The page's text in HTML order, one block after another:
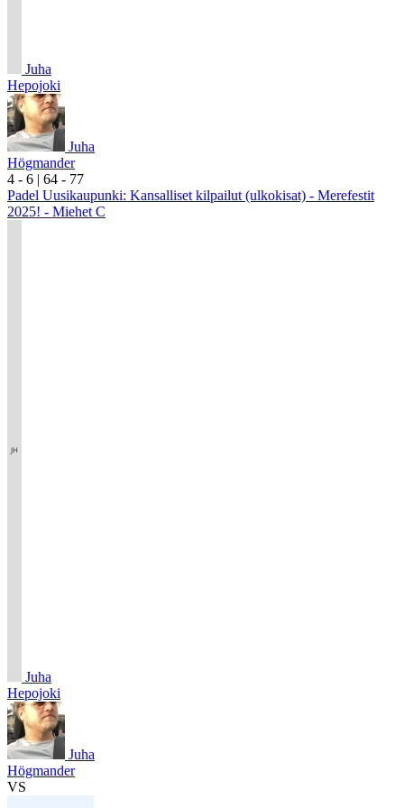
Juha
Hepojoki
Juha
Högmander
4 - 6 | 64 - 77
Padel Uusikaupunki: Kansalliset kilpailut (ulkokisat) - Merefestit
2025! - Miehet C
Juha
Hepojoki
Juha
Högmander
VS